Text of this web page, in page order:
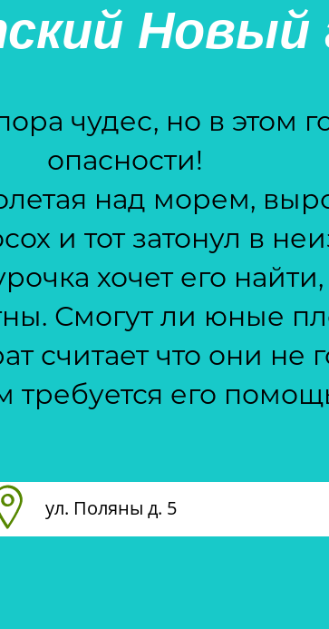
Новый
чудес, но в этом
опасности!
над морем,
и тот затонул в
хочет его
Смогут ли юные
считает что они не
требуется его
ул. Поляны д. 5